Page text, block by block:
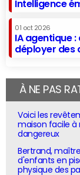
Intelligence
01 oct 2026
IA agentique
déployer des
À NE PAS
Voici les
maison facile
dangereux
Bertrand,
d'enfants en
physique des